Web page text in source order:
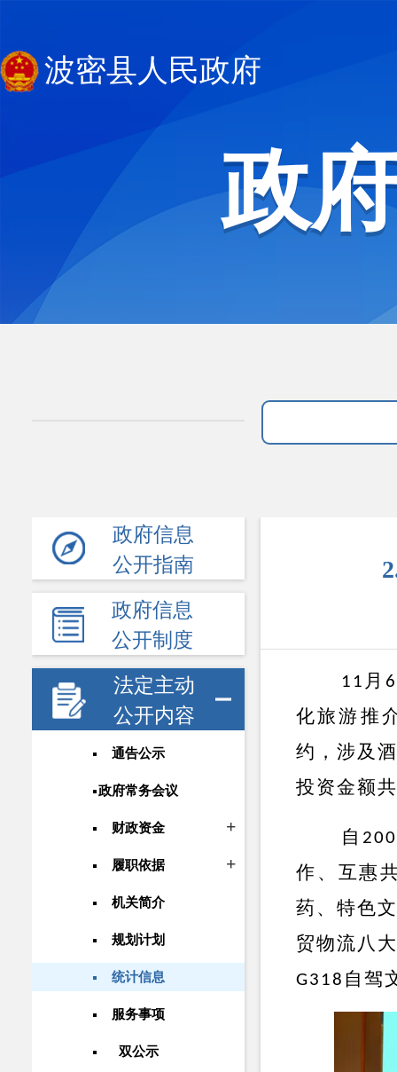
波密县人民政府
政
政府信息
公开指南
政府信息
公开制度
法定主动
公开内容
通告公示
政府常务会议
财政资金
履职依据
机关简介
规划计划
统计信息
服务事项
双公示
11 月 6
化旅游推
约，涉及
投资金额
自
作、互惠
药、特色
贸物流八
G318 自驾